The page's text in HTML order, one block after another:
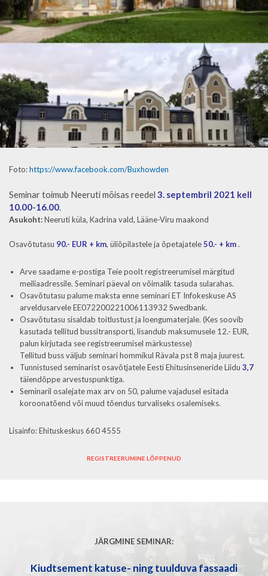
Foto:https://www.facebook.com/Buxhowden
Seminar toimub Neeruti mõisas reedel 3. septembril 2021 kell
10.00-16.00.
Asukoht:Neeruti küla, Kadrina vald, Lääne-Viru maakond
Osavõtutasu 90.- EUR + km, üliõpilastele ja õpetajatele50.- + km.
Arve saadame e-postiga Teie poolt registreerumisel märgitud
meiliaadressile. Seminari päeval on võimalik tasuda sularahas.
Osavõtutasu palume maksta enne seminari ET Infokeskuse AS
arveldusarvele EE072200221006113932 Swedbank.
Osavõtutasu sisaldab toitlustust ja loengumaterjale. (Kes soovib
kasutada tellitud bussitransporti, lisandub maksumusele 12.- EUR,
palun kirjutada see registreerumisel märkustesse)
Tellitud buss väljub seminari hommikul Rävala pst 8 maja juurest.
Tunnistused seminarist osavõtjatele Eesti Ehitusinseneride Liidu 3,7
täiendõppe arvestuspunktiga.
Seminaril osalejate max arv on 50, palume vajadusel esitada
koroonatõend või muud tõendus turvaliseks osalemiseks.
Lisainfo: Ehituskeskus 660 4555
REGISTREERUMINE LÕPPENUD
JÄRGMINE SEMINAR:
Kiudtsement katuse- ning tuulduva fassaadi